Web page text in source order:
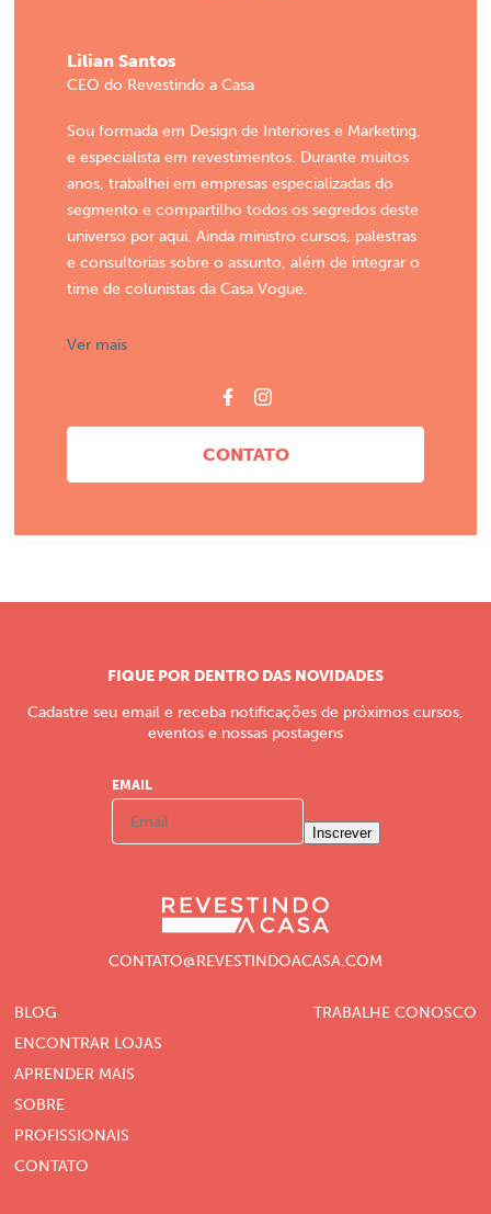
Lilian Santos
CEO do Revestindo a Casa
Sou formada em Design de Interiores e Marketing,
e especialista em revestimentos. Durante muitos
anos, trabalhei em empresas especializadas do
segmento e compartilho todos os segredos deste
universo por aqui. Ainda ministro cursos, palestras
e consultorias sobre o assunto, além de integrar o
time de colunistas da Casa Vogue.
Ver mais
CONTATO
FIQUE POR DENTRO DAS NOVIDADES
Cadastre seu email e receba notificações de próximos cursos,
eventos e nossas postagens
EMAIL
Inscrever
CONTATO@REVESTINDOACASA.COM
BLOG
ENCONTRAR LOJAS
APRENDER MAIS
SOBRE
PROFISSIONAIS
CONTATO
TRABALHE CONOSCO